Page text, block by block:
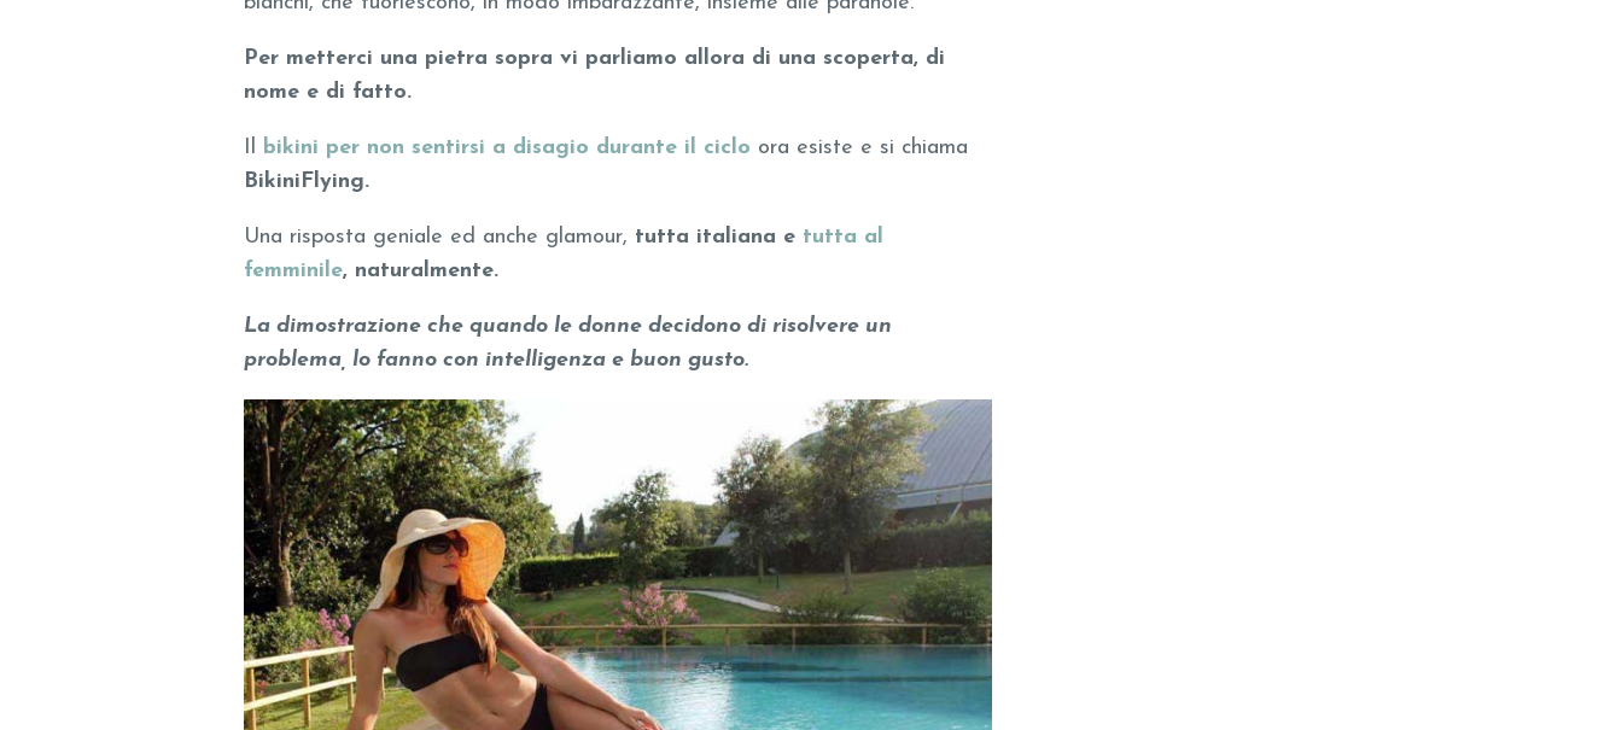
Per metterci una pietra sopra vi parliamo allora di una scoperta, di
nome e di fatto.
Il bikini per non sentirsi a disagio durante il ciclo ora esiste e si chiama
BikiniFlying.
Una risposta geniale ed anche glamour, tutta italiana e tutta al
femminile, naturalmente.
La dimostrazione che quando le donne decidono di risolvere un
problema, lo fanno con intelligenza e buon gusto.